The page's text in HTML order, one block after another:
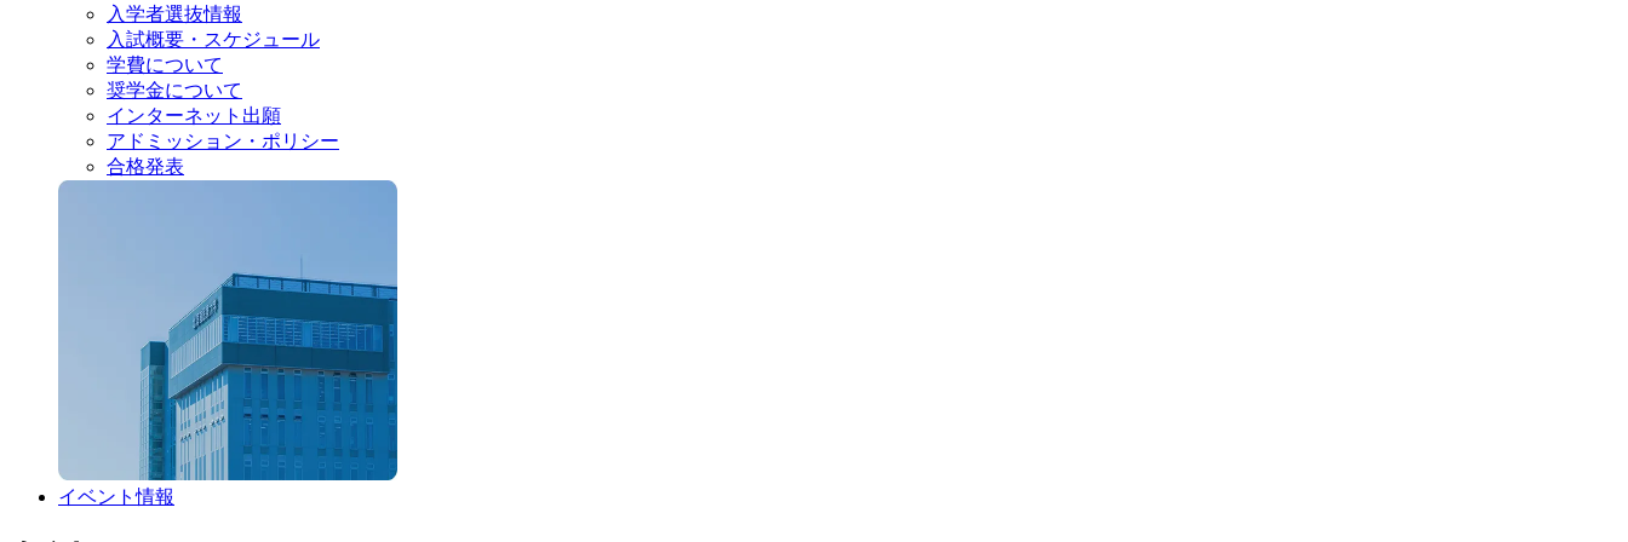
入学者選抜情報
入試概要・スケジュール
学費について
奨学金について
インターネット出願
アドミッション・ポリシー
合格発表
イベント情報